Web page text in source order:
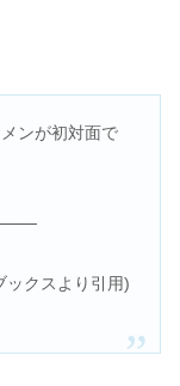
ンが初対面で
ックスより引用)